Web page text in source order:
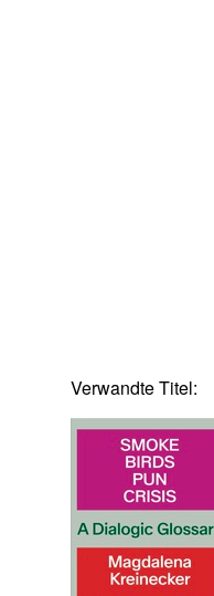
Verwandte Titel: